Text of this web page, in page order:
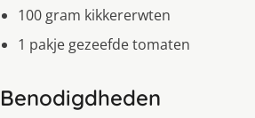
100 gram kikkererwten
1 pakje gezeefde tomaten
Benodigdheden